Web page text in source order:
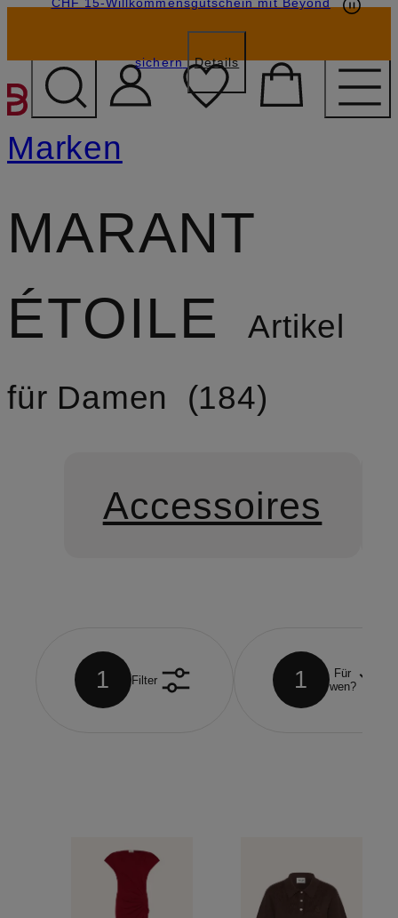
ZUM HAUPTINHALT
sichern Details
Marken
MARANT
ÉTOILE
Artikel
für Damen
184
Accessoires
1 Filter 1
Für
wen?